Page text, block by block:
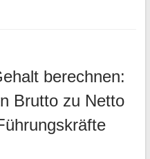
berechnen:
Brutto zu Netto